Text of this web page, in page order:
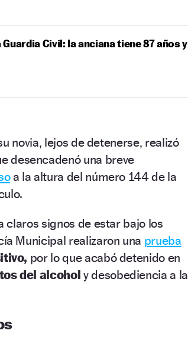
Guardia Civil: la anciana tiene 87 años y
novia, lejos de detenerse, realizó
desencadenó una breve
a la altura del número 144 de la
claros signos de estar bajo los
Municipal realizaron una prueba
por lo que acabó detenido en
del alcohol y desobediencia a la